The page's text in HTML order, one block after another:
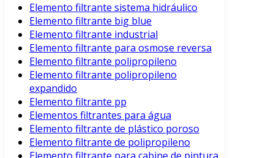
Elemento filtrante sistema hidráulico
Elemento filtrante big blue
Elemento filtrante industrial
Elemento filtrante para osmose reversa
Elemento filtrante polipropileno
Elemento filtrante polipropileno
expandido
Elemento filtrante pp
Elementos filtrantes para água
Elemento filtrante de plástico poroso
Elemento filtrante de polipropileno